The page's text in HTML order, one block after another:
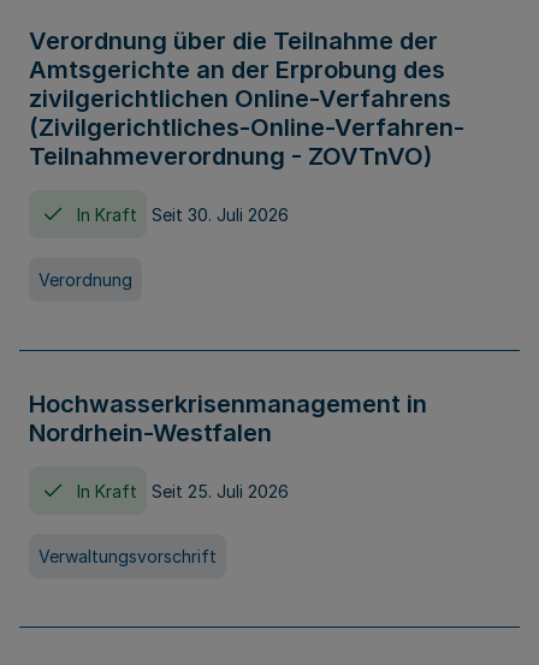
Verordnung über die Teilnahme der
Amtsgerichte an der Erprobung des
zivilgerichtlichen Online-Verfahrens
(Zivilgerichtliches-Online-Verfahren-
Teilnahmeverordnung - ZOVTnVO)
In Kraft Seit 30. Juli 2026
Verordnung
Hochwasserkrisenmanagement in
Nordrhein-Westfalen
In Kraft Seit 25. Juli 2026
Verwaltungsvorschrift